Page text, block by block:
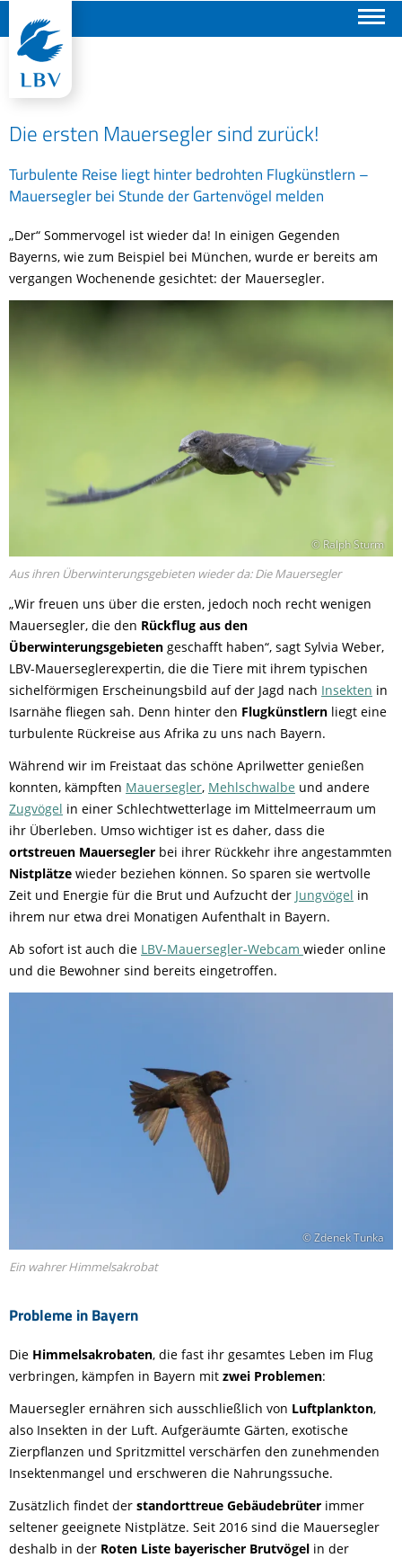
Die ersten Mauersegler sind zurück!
Turbulente Reise liegt hinter bedrohten Flugkünstlern –
Mauersegler bei Stunde der Gartenvögel melden
„Der“ Sommervogel ist wieder da! In einigen Gegenden
Bayerns, wie zum Beispiel bei München, wurde er bereits am
vergangen Wochenende gesichtet: der Mauersegler.
© Ralph Sturm
Aus ihren Überwinterungsgebieten wieder da: Die Mauersegler
„Wir freuen uns über die ersten, jedoch noch recht wenigen
Mauersegler, die den Rückflug aus den
Überwinterungsgebieten geschafft haben“, sagt Sylvia Weber,
LBV-Mauerseglerexpertin, die die Tiere mit ihrem typischen
sichelförmigen Erscheinungsbild auf der Jagd nach Insekten in
Isarnähe fliegen sah. Denn hinter den Flugkünstlern liegt eine
turbulente Rückreise aus Afrika zu uns nach Bayern.
Während wir im Freistaat das schöne Aprilwetter genießen
konnten, kämpften Mauersegler, Mehlschwalbe und andere
Zugvögel in einer Schlechtwetterlage im Mittelmeerraum um
ihr Überleben. Umso wichtiger ist es daher, dass die
ortstreuen Mauersegler bei ihrer Rückkehr ihre angestammten
Nistplätze wieder beziehen können. So sparen sie wertvolle
Zeit und Energie für die Brut und Aufzucht der Jungvögel in
ihrem nur etwa drei Monatigen Aufenthalt in Bayern.
Ab sofort ist auch die LBV-Mauersegler-Webcam wieder online
und die Bewohner sind bereits eingetroffen.
Probleme in Bayern
© Zdenek Tunka
Ein wahrer Himmelsakrobat
Die Himmelsakrobaten, die fast ihr gesamtes Leben im Flug
verbringen, kämpfen in Bayern mit zwei Problemen:
Mauersegler ernähren sich ausschließlich von Luftplankton,
also Insekten in der Luft. Aufgeräumte Gärten, exotische
Zierpflanzen und Spritzmittel verschärfen den zunehmenden
Insektenmangel und erschweren die Nahrungssuche.
Zusätzlich findet der standorttreue Gebäudebrüter immer
seltener geeignete Nistplätze. Seit 2016 sind die Mauersegler
deshalb in der Roten Liste bayerischer Brutvögel in der